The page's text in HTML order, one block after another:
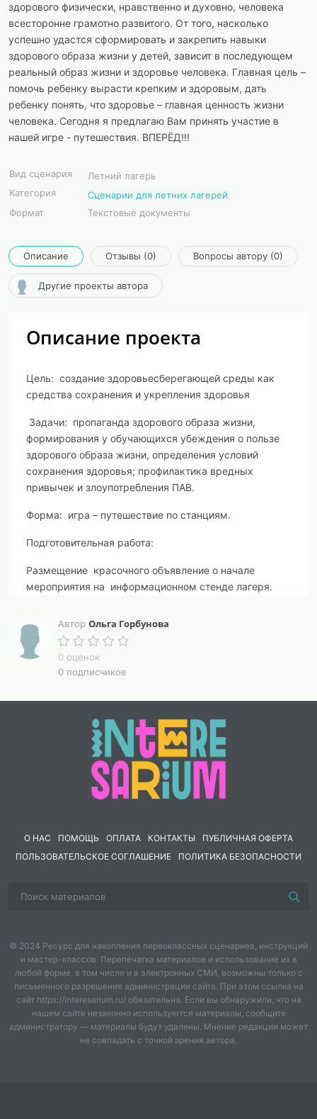
здорового физически, нравственно и духовно, человека
всесторонне грамотно развитого. От того, насколько
успешно удастся сформировать и закрепить навыки
здорового образа жизни у детей, зависит в последующем
реальный образ жизни и здоровье человека. Главная цель –
помочь ребенку вырасти крепким и здоровым, дать
ребенку понять, что здоровье – главная ценность жизни
человека. Сегодня я предлагаю Вам принять участие в
нашей игре - путешествия. ВПЕРЁД!!!
Вид сценария
Летний лагерь
Категория
Сценарии для летних лагерей
Формат
Текстовые документы
Описание Отзывы (0) Вопросы автору (0)
Другие проекты автора
Описание проекта
Цель: создание здоровьесберегающей среды как
средства сохранения и укрепления здоровья
Задачи: пропаганда здорового образа жизни,
формирования у обучающихся убеждения о пользе
здорового образа жизни, определения условий
сохранения здоровья; профилактика вредных
привычек и злоупотребления ПАВ.
Форма: игра – путешествие по станциям.
Подготовительная работа:
Размещение красочного объявление о начале
мероприятия на информационном стенде лагеря.
1.
Подготовить таблички с названиями станций.
(Приложение 1).
2 станция «Спортивная»
3 станция «Витаминная»
4 станция «Медицинская»
(Приложение 2).
(Приложение 4).
5. Подготовить карточки с анаграммами для
станции «Азбука здоровья». (Приложение 5).
6. Подготовить карточки с вопросами для станции
«Витаминная». (Приложение 6).
Автор Ольга Горбунова
0 оценок
0 подписчиков
О НАС ПОМОЩЬ ОПЛАТА КОНТАКТЫ
ПУБЛИЧНАЯ ОФЕРТА
ПОЛЬЗОВАТЕЛЬСКОЕ СОГЛАШЕНИЕ
ПОЛИТИКА БЕЗОПАСНОСТИ
© 2024 Ресурс для накопления первоклассных сценариев, инструкций
и мастер-классов. Перепечатка материалов и использование их в
любой форме, в том числе и в электронных СМИ, возможны только с
письменного разрешения администрации сайта. При этом ссылка на
сайт https://interesarium.ru/ обязательна. Если вы обнаружили, что на
нашем сайте незаконно используются материалы, сообщите
администратору — материалы будут удалены. Мнение редакции может
не совпадать с точкой зрения автора.